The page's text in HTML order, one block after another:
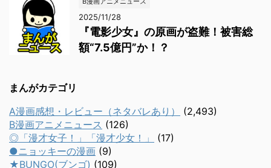
2025/11/28
『電影少女』の原画が盗難！被害総
額“7.5億円”か！？
まんがカテゴリ
A漫画感想・レビュー（ネタバレあり）
(2,493)
B漫画アニメニュース (126)
◎「漫才女子！」「漫才少女！」
(17)
●ニョッキーの漫画 (9)
★BUNGO(ブンゴ) (109)